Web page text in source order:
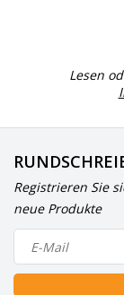
Lesen
Registrieren Sie
neue Produkte